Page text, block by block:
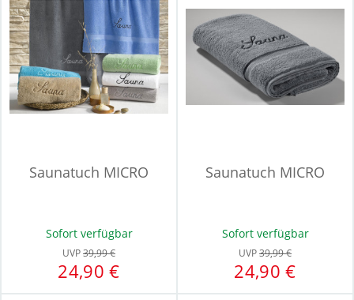
Saunatuch MICRO
Sofort verfügbar
UVP39,99 €
24,90 €
Saunatuch MICRO
Sofort verfügbar
UVP39,99 €
24,90 €